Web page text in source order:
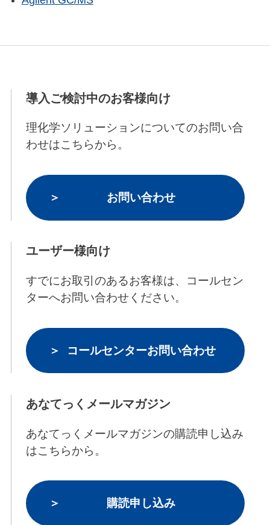
導入ご検討中のお客様向け
理化学ソリューションについてのお問い合
わせはこちらから。
お問い合わせ
ユーザー様向け
すでにお取引のあるお客様は、コールセン
ターへお問い合わせください。
コールセンターお問い合わせ
あなてっくメールマガジン
あなてっくメールマガジンの購読申し込み
はこちらから。
購読申し込み